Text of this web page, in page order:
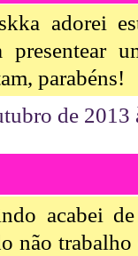
adorei
presentear
parabéns!
de 2013
acabei
não